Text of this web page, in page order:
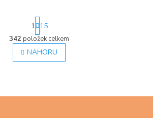
O
v
l
t
r
á
n
k
n
1 15
342 položek celkem
NAHORU